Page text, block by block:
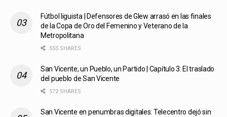
Fútbol liguista | Defensores de Glew arrasó en las finales
de la Copa de Oro del Femenino y Veterano de la
Metropolitana
555 SHARES
San Vicente, un Pueblo, un Partido | Capítulo 3: El traslado
del pueblo de San Vicente
572 SHARES
San Vicente en penumbras digitales: Telecentro dejó sin